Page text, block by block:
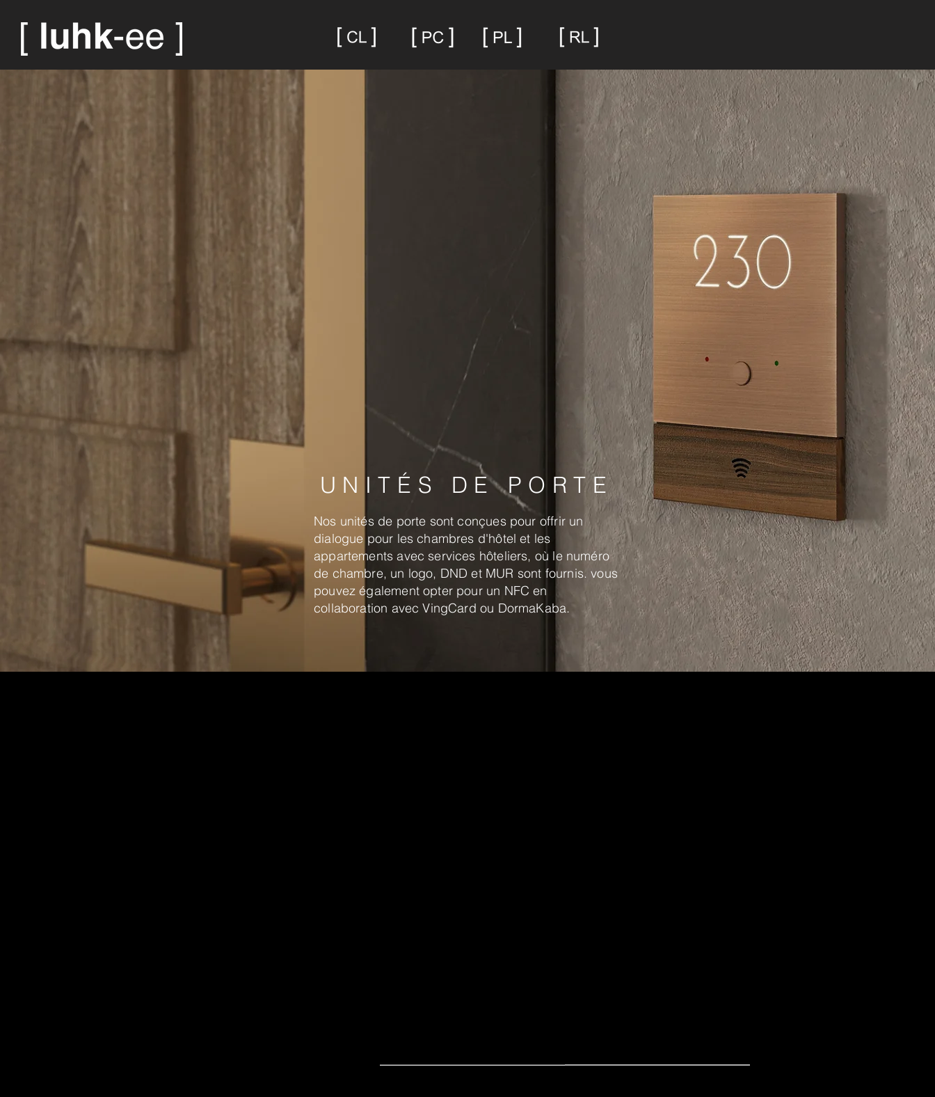
Nos unités de porte sont conçues pour offrir un
dialogue pour les chambres d'hôtel et les
appartements avec services hôteliers, où le numéro
de chambre, un logo, DND et MUR sont fournis. vous
pouvez également opter pour un NFC en
collaboration avec VingCard ou DormaKaba.
UNITÉS DE PORTE